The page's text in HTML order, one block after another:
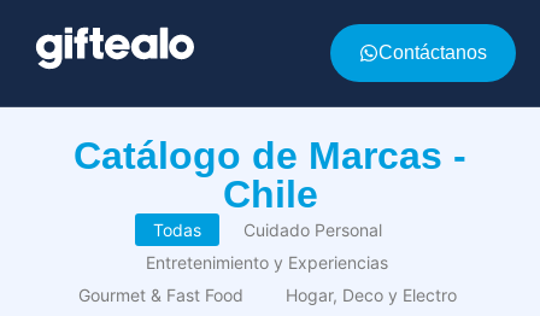
Contáctanos
Catálogo de Marcas -
Chile
Todas
Cuidado Personal
Entretenimiento y Experiencias
Gourmet & Fast Food
Hogar, Deco y Electro